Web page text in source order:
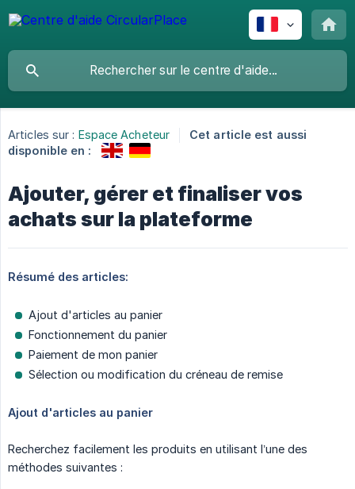
Articles sur : Espace Acheteur
Cet article est aussi
disponible en :
Ajouter, gérer et finaliser vos
achats sur la plateforme
Résumé des articles:
Ajout d'articles au panier
Fonctionnement du panier
Paiement de mon panier
Sélection ou modification du créneau de remise
Ajout d'articles au panier
Recherchez facilement les produits en utilisant l’une des
méthodes suivantes :